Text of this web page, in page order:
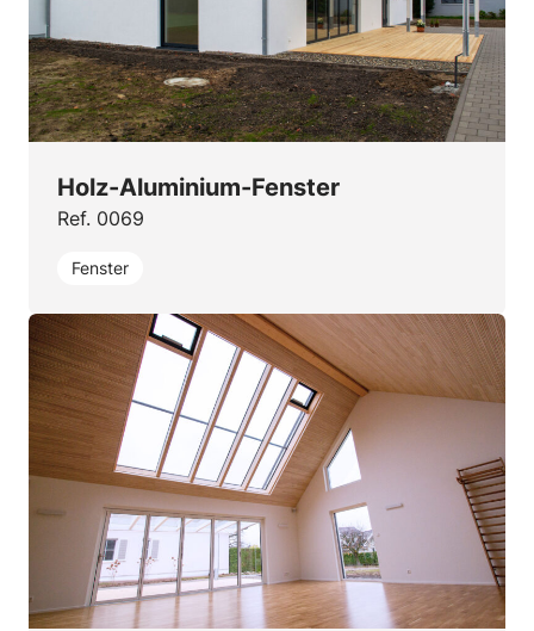
Holz-Aluminium-Fenster
Ref. 0069
Fenster